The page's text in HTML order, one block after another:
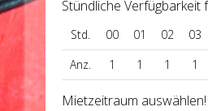
Stündliche
Std. 00 01 02 03
Anz.
1 1 1 1
Mietzeitraum auswählen!